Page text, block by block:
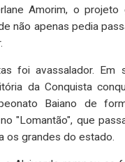
Amorim, o projeto
não apenas pedia
foi avassalador. Em
da Conquista
Baiano de
"Lomantão", que
os grandes do estado.